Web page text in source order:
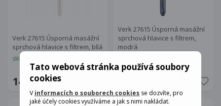
Tato webová stránka používá soubory
cookies
V informacích o souborech cookies se dozvíte, pro
jaké účely cookies využíváme a jak s nimi nakládat.
Verk 27615 Úsporná masážní
sprchová hlavice s filtrem, bílá
skladem 12 ks
149 Kč
Verk 27615 Úsporná masážní
sprchová hlavice s filtrem,
modrá